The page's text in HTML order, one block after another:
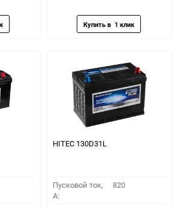
HITEC 130D31L
Пусковой ток,
A:
820